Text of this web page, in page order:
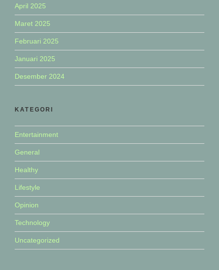
April 2025
Maret 2025
Februari 2025
Januari 2025
Desember 2024
KATEGORI
Entertainment
General
Healthy
Lifestyle
Opinion
Technology
Uncategorized